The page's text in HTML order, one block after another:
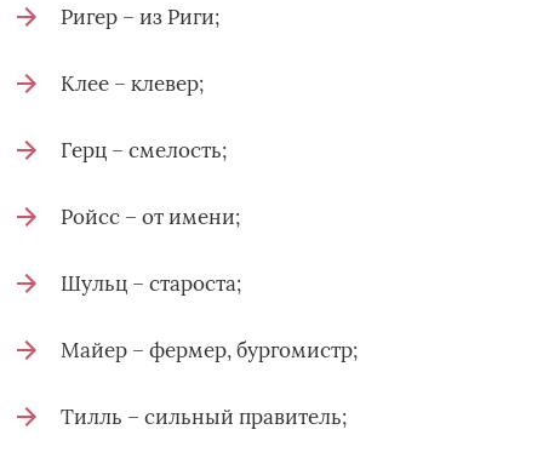
Ригер – из Риги;
Клее – клевер;
Герц – смелость;
Ройсс – от имени;
Шульц – староста;
Майер – фермер, бургомистр;
Тилль – сильный правитель;